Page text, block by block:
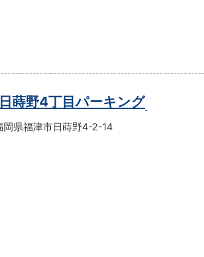
蒔野4丁目パーキング
岡県福津市日蒔野4-2-14